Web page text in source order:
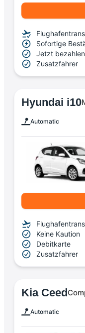
Sofortige
Jetzt bezahlen
Zusatzfahrer
Hyundai i10
Automatic
Keine Kaution
Debitkarte
Zusatzfahrer
Kia Ceed
Automatic